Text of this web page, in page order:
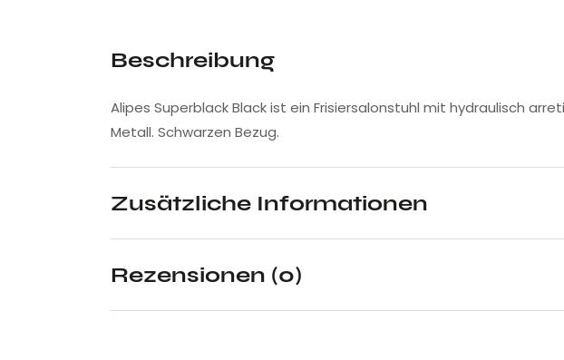
Beschreibung
Alipes Superblack Black ist ein Frisiersalonstuhl mit hydraulisch
Metall. Schwarzen Bezug.
Zusätzliche Informationen
Rezensionen (0)